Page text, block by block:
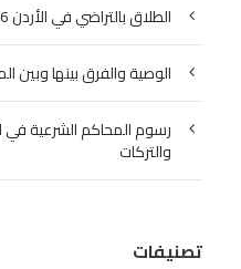
الطلاق بالتراضي في الأردن 2026: الإجراءات والحقوق والعدة
الوصية والفرق بينها وبين
والتركات
تصنيفات